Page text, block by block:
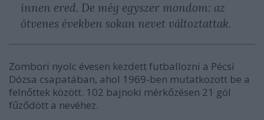
innen ered. De még egyszer mondom: az
ötvenes években sokan nevet változtattak.
Zombori nyolc évesen kezdett futballozni a Pécsi
Dózsa csapatában, ahol 1969-ben mutatkozott be a
felnőttek között. 102 bajnoki mérkőzésen 21 gól
fűződött a nevéhez.